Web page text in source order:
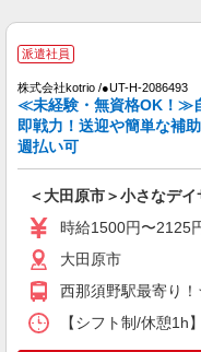
大田
派遣社員
株式会社kotrio /●UT-H-
残業キ
や見守
通費全
派遣社員
株式会社kotrio /●UT-H-2086493
≪未経験・無資格OK！≫
即戦力！送迎や簡単な補
週払い可
＜大田原市＞小さなデ
時給1500円〜2125
大田原市
西那須野駅最寄り
【シフト制/休憩